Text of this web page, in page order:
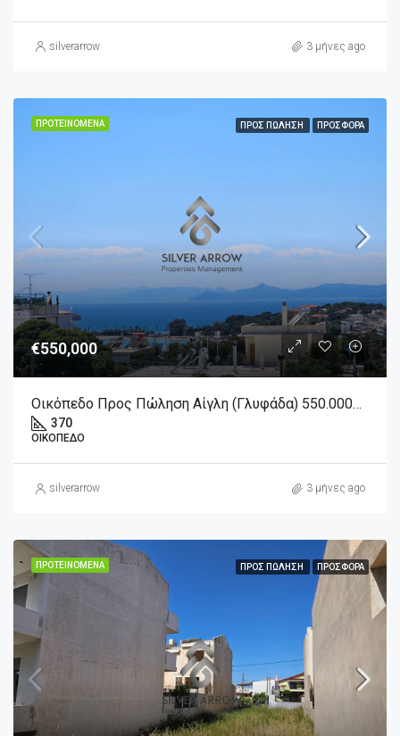
silverarrow 3 μήνες ago
ΠΡΟΤΕΙΝΌΜΕΝΑ ΠΡΟΣ ΠΏΛΗΣΗ ΠΡΟΣΦΟΡΆ
€550,000
Οικόπεδο Προς Πώληση Αίγλη (Γλυφάδα) 550.000€ , 370 Τ.Μ.
370
ΟΙΚΌΠΕΔΟ
silverarrow 3 μήνες ago
ΠΡΟΤΕΙΝΌΜΕΝΑ ΠΡΟΣ ΠΏΛΗΣΗ ΠΡΟΣΦΟΡΆ